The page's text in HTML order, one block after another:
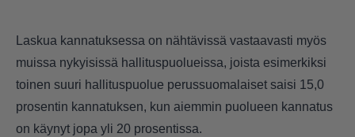
Laskua kannatuksessa on nähtävissä vastaavasti myös
muissa nykyisissä hallituspuolueissa, joista esimerkiksi
toinen suuri hallituspuolue perussuomalaiset saisi 15,0
prosentin kannatuksen, kun aiemmin puolueen kannatus
on käynyt jopa yli 20 prosentissa.